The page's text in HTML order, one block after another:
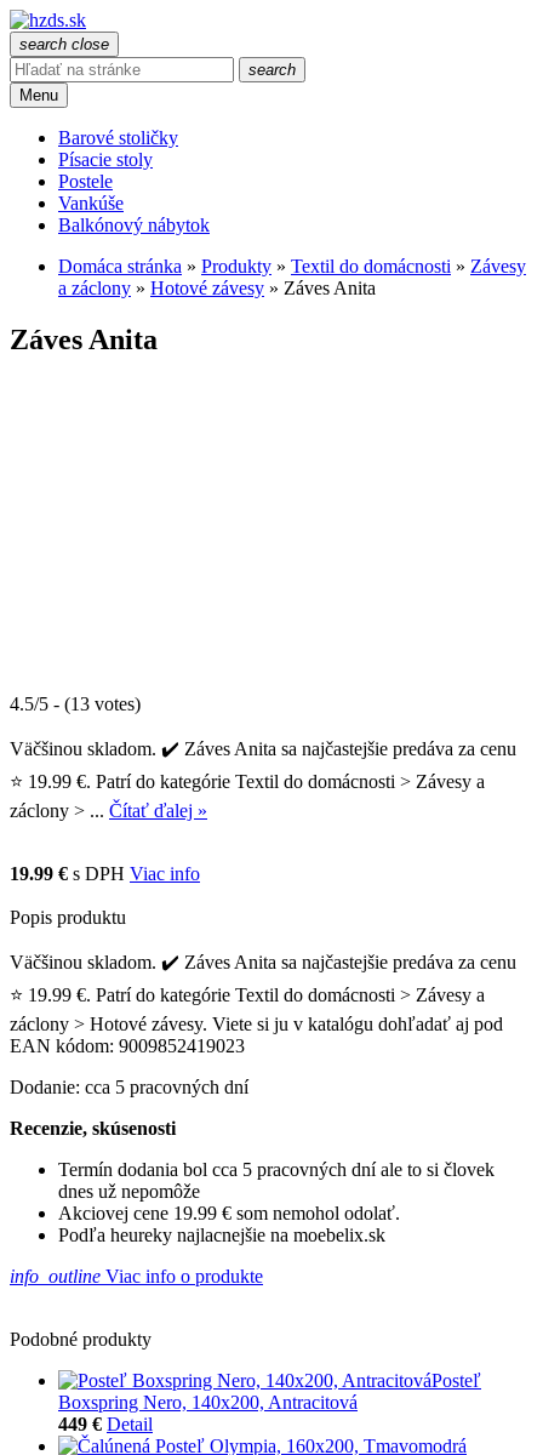
search close
search
Menu
Barové stoličky
Písacie stoly
Postele
Vankúše
Balkónový nábytok
Domáca stránka » Produkty » Textil do domácnosti » Závesy
a záclony » Hotové závesy » Záves Anita
Záves Anita
4.5/5 - (13 votes)
Väčšinou skladom. ✔️ Záves Anita sa najčastejšie predáva za cenu
⭐ 19.99 €. Patrí do kategórie Textil do domácnosti > Závesy a
záclony > ... Čítať ďalej »
19.99 € s DPH Viac info
Popis produktu
Väčšinou skladom. ✔️ Záves Anita sa najčastejšie predáva za cenu
⭐ 19.99 €. Patrí do kategórie Textil do domácnosti > Závesy a
záclony > Hotové závesy. Viete si ju v katalógu dohľadať aj pod
EAN kódom: 9009852419023
Dodanie: cca 5 pracovných dní
Recenzie, skúsenosti
Termín dodania bol cca 5 pracovných dní ale to si človek
dnes už nepomôže
Akciovej cene 19.99 € som nemohol odolať.
Podľa heureky najlacnejšie na moebelix.sk
info_outline Viac info o produkte
Podobné produkty
Posteľ
Boxspring Nero, 140x200, Antracitová
449 € Detail